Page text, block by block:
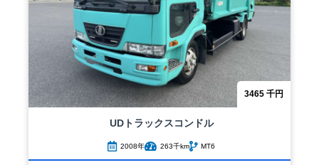
3465 千円
UDトラックスコンドル
2008年 263千km MT6